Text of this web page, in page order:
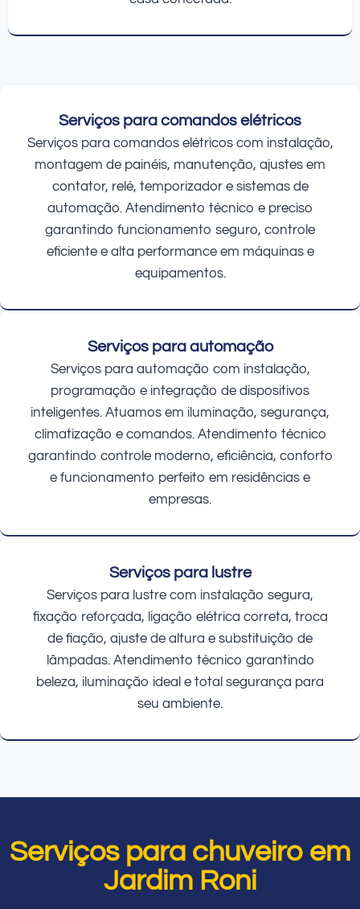
Serviços para comandos elétricos
Serviços para comandos elétricos com instalação,
montagem de painéis, manutenção, ajustes em
contator, relé, temporizador e sistemas de
automação. Atendimento técnico e preciso
garantindo funcionamento seguro, controle
eficiente e alta performance em máquinas e
equipamentos.
Serviços para automação
Serviços para automação com instalação,
programação e integração de dispositivos
inteligentes. Atuamos em iluminação, segurança,
climatização e comandos. Atendimento técnico
garantindo controle moderno, eficiência, conforto
e funcionamento perfeito em residências e
empresas.
Serviços para lustre
Serviços para lustre com instalação segura,
fixação reforçada, ligação elétrica correta, troca
de fiação, ajuste de altura e substituição de
lâmpadas. Atendimento técnico garantindo
beleza, iluminação ideal e total segurança para
seu ambiente.
Serviços para chuveiro em
Jardim Roni